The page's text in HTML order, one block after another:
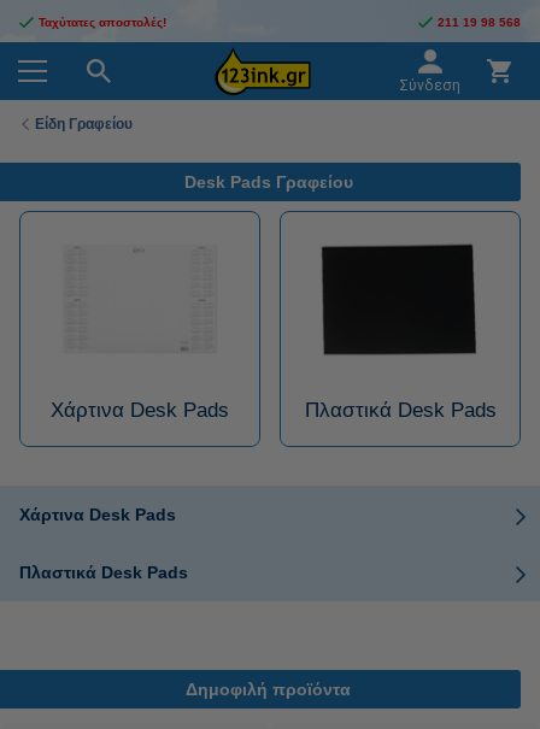
Ταχύτατες αποστολές! 211 19 98 568
Σύνδεση
Είδη Γραφείου
Desk Pads Γραφείου
Χάρτινα Desk Pads Πλαστικά Desk Pads
Χάρτινα Desk Pads
Πλαστικά Desk Pads
Δημοφιλή προϊόντα